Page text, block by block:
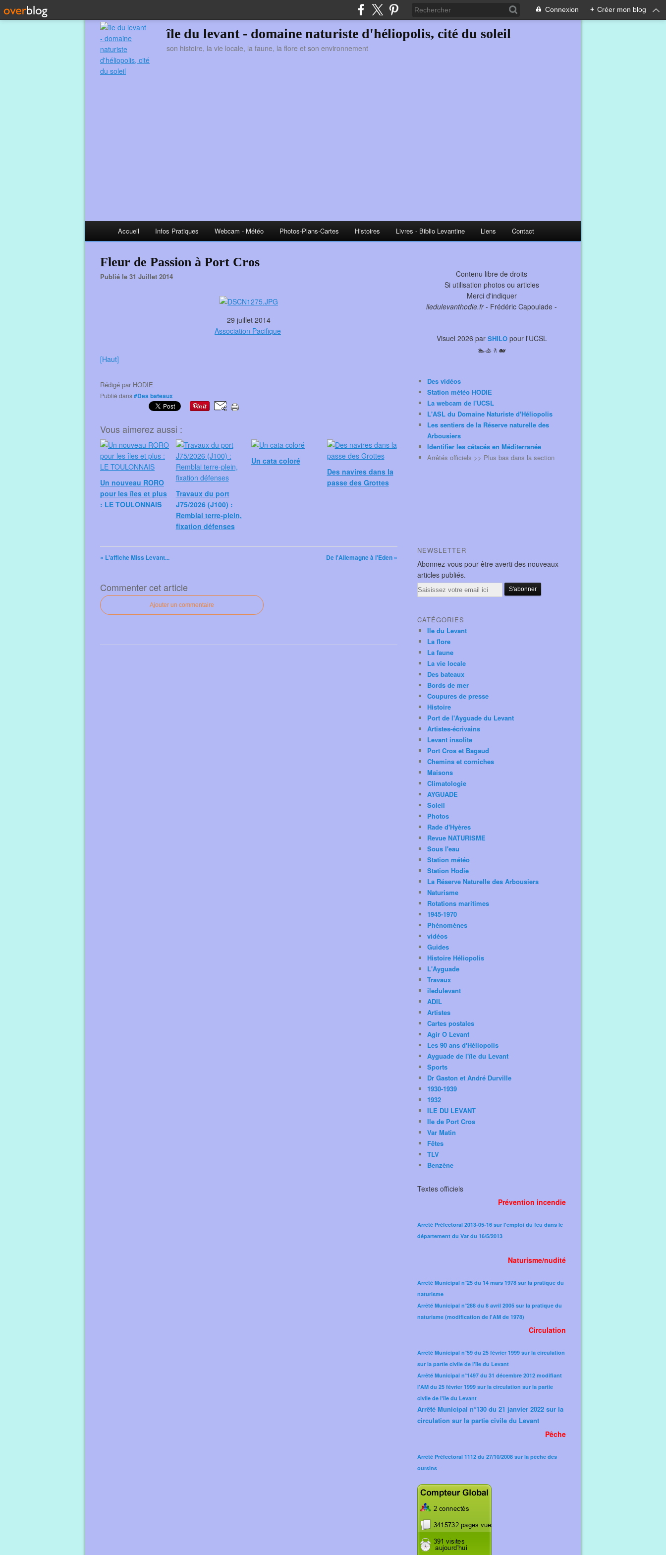
Connexion + Créer mon blog
île du levant - domaine naturiste d'héliopolis, cité du soleil
son histoire, la vie locale, la faune, la flore et son environnement
Accueil Infos Pratiques Webcam - Météo Photos-Plans-Cartes Histoires Livres - Biblio Levantine Liens Contact
Fleur de Passion à Port Cros
Publié le 31 Juillet 2014
29 juillet 2014
Association Pacifique
[Haut]
Rédigé par HODIE
Publié dans#Des bateaux
Vous aimerez aussi :
Un nouveau RORO
pour les îles et plus
: LE TOULONNAIS
Travaux du port
J75/2026 (J100) :
Remblai terre-plein,
fixation défenses
Un cata coloré
Des navires dans la
passe des Grottes
« L'affiche Miss Levant... De l'Allemagne à l'Eden »
Commenter cet article
Ajouter un commentaire
Contenu libre de droits
Si utilisation photos ou articles
Merci d'indiquer
iledulevanthodie.fr- Frédéric Capoulade -
Visuel 2026 par SHILOpour l'UCSL
🏊🚣🚶🐋
Des vidéos
Station météo HODIE
La webcam de l'UCSL
L'ASL du Domaine Naturiste d'Héliopolis
Les sentiers de la Réserve naturelle des
Arbousiers
Identifier les cétacés en Méditerranée
Arrêtés officiels >> Plus bas dans la section
NEWSLETTER
Abonnez-vous pour être averti des nouveaux
articles publiés.
Email
CATÉGORIES
Ile du Levant
La flore
La faune
La vie locale
Des bateaux
Bords de mer
Coupures de presse
Histoire
Port de l'Ayguade du Levant
Artistes-écrivains
Levant insolite
Port Cros et Bagaud
Chemins et corniches
Maisons
Climatologie
AYGUADE
Soleil
Photos
Rade d'Hyères
Revue NATURISME
Sous l'eau
Station météo
Station Hodie
La Réserve Naturelle des Arbousiers
Naturisme
Rotations maritimes
1945-1970
Phénomènes
vidéos
Guides
Histoire Héliopolis
L'Ayguade
Travaux
iledulevant
ADIL
Artistes
Cartes postales
Agir O Levant
Les 90 ans d'Héliopolis
Ayguade de l'île du Levant
Sports
Dr Gaston et André Durville
1930-1939
1932
ILE DU LEVANT
Ile de Port Cros
Var Matin
Fêtes
TLV
Benzène
Textes officiels
Prévention incendie
Arrêté Préfectoral 2013-05-16 sur l'emploi du feu dans le
département du Var du 16/5/2013
Naturisme/nudité
Arrêté Municipal n°25 du 14 mars 1978 sur la pratique du
naturisme
Arrêté Municipal n°288 du 8 avril 2005 sur la pratique du
naturisme (modification de l'AM de 1978)​
Circulation
Arrêté Municipal n°59 du 25 février 1999 sur la circulation
sur la partie civile de l'île du Levant
Arrêté Municipal n°1497 du 31 décembre 2012 modifiant
l'AM du 25 février 1999 sur la circulation sur la partie
civile de l'île du Levant
Arrêté Municipal n°130 du 21 janvier 2022 sur la
circulation sur la partie civile du Levant
Pêche
Arrêté Préfectoral 1112 du 27/10/2008 sur la pêche des
oursins